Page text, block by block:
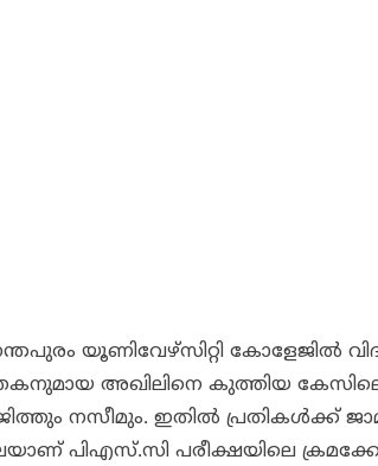
യൂണിവേഴ്‌സിറ്റി കോളേജില്‍
അഖിലിനെ കുത്തിയ
നസീമും. ഇതില്‍ പ്രതികള്‍ക്ക്
പിഎസ്.സി പരീക്ഷയിലെ